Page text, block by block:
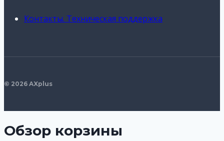
Контакты. Техническая поддержка
© 2026 AXplus
Обзор корзины